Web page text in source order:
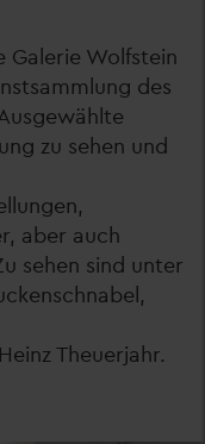
Galerie Wolfstein
des
zu sehen und
aber auch
sehen sind unter
Theuerjahr.